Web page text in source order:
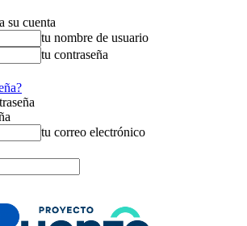
su cuenta
tu nombre de usuario
tu contraseña
tu correo electrónico